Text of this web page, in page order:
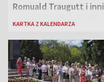
Romuald Traugutt i inni
przywódcy Powstania
KARTKA Z KALENDARZA